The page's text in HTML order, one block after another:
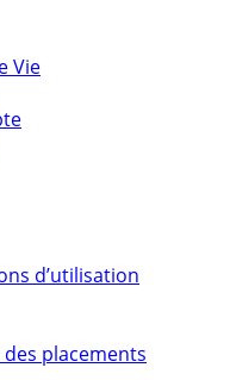
Vie
d’utilisation
placements